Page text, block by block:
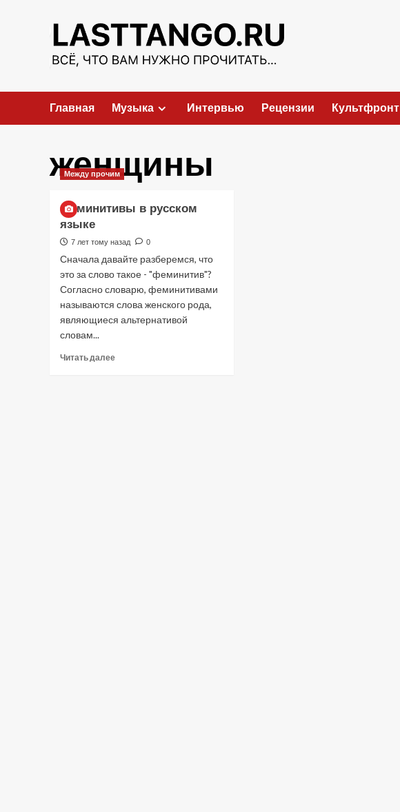
содержимому
Главная Музыка Интервью Рецензии Культфронт
женщины
Между прочим
Феминитивы в русском
языке
7 лет тому назад 0
Сначала давайте разберемся, что
это за слово такое - "феминитив"?
Согласно словарю, феминитивами
называются слова женского рода,
являющиеся альтернативой
словам...
Читать далееПрочитать